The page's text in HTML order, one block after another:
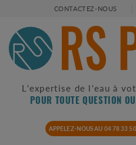
CONTACTEZ-NOUS
L'expertise de l'eau à
POUR TOUTE QUESTION
APPELEZ-NOUS AU 04 78 33